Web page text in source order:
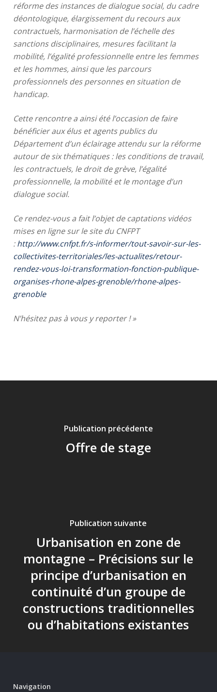
réforme des instances de dialogue social, du cadre
déontologique, élargissement du recours aux
contractuels, harmonisation de l’échelle des
sanctions disciplinaires, mesures facilitant la
mobilité, l’égalité professionnelle entre les femmes
et les hommes, ainsi que les parcours
professionnels des personnes en situation de
handicap.
Cette rencontre a ainsi été l’occasion de faire
bénéficier aux élus et agents publics du
Département d’un éclairage attendu sur la réforme
autour de six thématiques : les conditions de travail,
les contractuels, le droit de grève, l’égalité
professionnelle, la mobilité et le montage d’un
dialogue social.
Ce rendez-vous a fait l’objet de captations vidéos
mises en ligne sur le site du CNFPT
:http://www.cnfpt.fr/s-informer/tout-savoir-sur-les-
collectivites-territoriales/les-actualites/retour-
rendez-vous-loi-transformation-fonction-publique-
organises-rhone-alpes-grenoble/rhone-alpes-
grenoble
N’hésitez pas à vous y reporter ! »
Publication précédente
Offre de stage
Publication suivante
Urbanisation en zone de
montagne – Précisions sur le
principe d’urbanisation en
continuité d’un groupe de
constructions traditionnelles
ou d’habitations existantes
Navigation